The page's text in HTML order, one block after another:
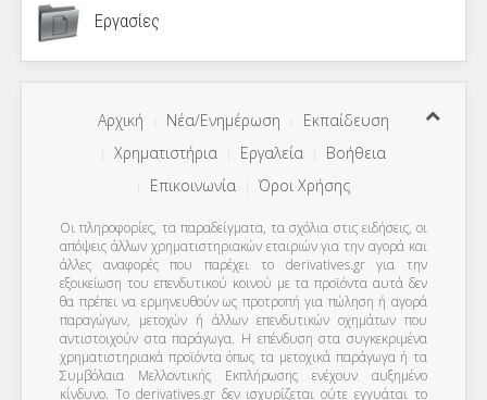
Εργασίες
Αρχική Νέα/Ενημέρωση
Εκπαίδευση
Χρηματιστήρια
Εργαλεία
Βοήθεια
Επικοινωνία
Όροι Χρήσης
Οι πληροφορίες, τα παραδείγματα, τα σχόλια στις ειδήσεις, οι
απόψεις άλλων χρηματιστηριακών εταιριών για την αγορά και
άλλες αναφορές που παρέχει το derivatives.gr για την
εξοικείωση του επενδυτικού κοινού με τα προϊόντα αυτά δεν
θα πρέπει να ερμηνευθούν ως προτροπή για πώληση ή αγορά
παραγώγων, μετοχών ή άλλων επενδυτικών οχημάτων που
αντιστοιχούν στα παράγωγα. Η επένδυση στα συγκεκριμένα
χρηματιστηριακά προϊόντα όπως τα μετοχικά παράγωγα ή τα
Συμβόλαια Μελλοντικής Εκπλήρωσης ενέχουν αυξημένο
κίνδυνο. Το derivatives.gr δεν ισχυρίζεται ούτε εγγυάται το